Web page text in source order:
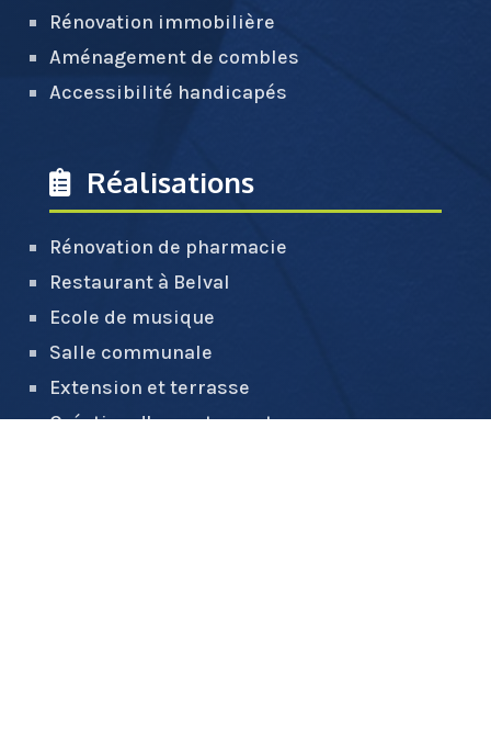
Rénovation immobilière
Aménagement de combles
Accessibilité handicapés
Réalisations
Rénovation de pharmacie
Restaurant à Belval
Ecole de musique
Salle communale
Extension et terrasse
Création d'appartements